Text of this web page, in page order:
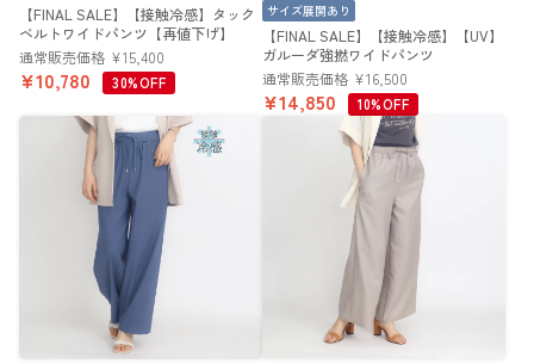
【FINAL SALE】【接触冷感】タック
ベルトワイドパンツ【再値下げ】
通常販売価格 ¥15,400
¥10,780 30%OFF
【FINAL SALE】【接触冷感】【UV】
ガルーダ強撚ワイドパンツ
サイズ展開あり
通常販売価格 ¥16,500
¥14,850 10%OFF